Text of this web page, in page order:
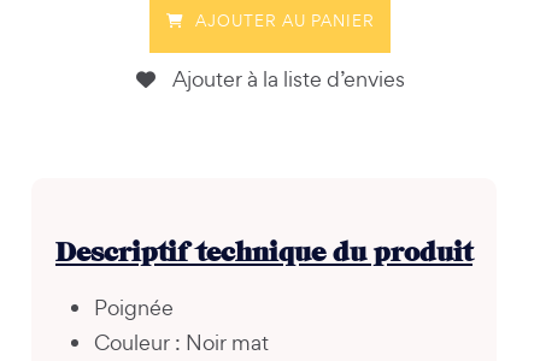
AJOUTER AU PANIER
Ajouter à la liste d’envies
Descriptif technique du produit
Poignée
Couleur : Noir mat